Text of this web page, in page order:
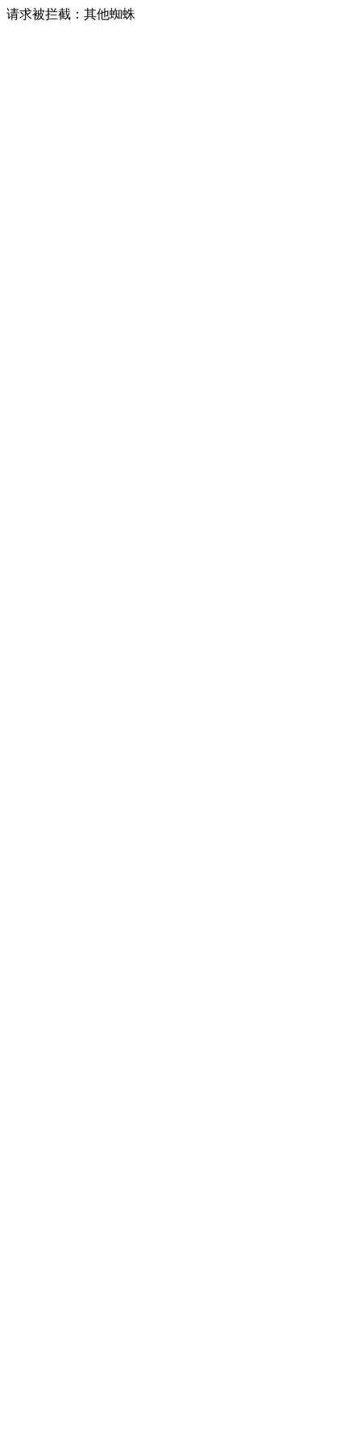
请求被拦截：其他蜘蛛